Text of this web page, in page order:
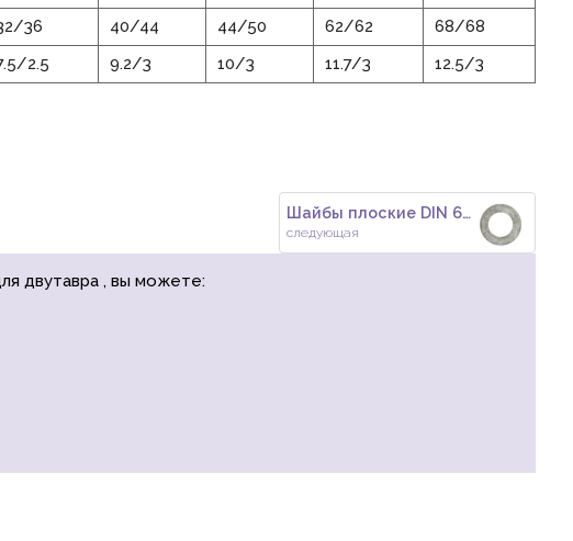
36 40/44 44/50 62/62
68/68
2.5 9.2/3 10/3 11.7/3 12.5/3
Шайбы плоские DIN 6916 EN 1439
следующая
двутавра , вы можете: